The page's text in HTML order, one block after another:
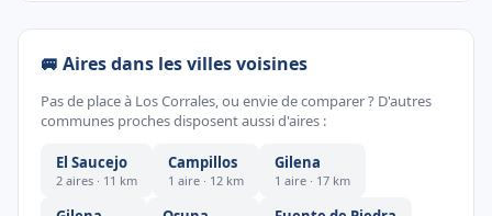
🚐 Aires dans les villes voisines
Pas de place à Los Corrales, ou envie de comparer ? D'autres
communes proches disposent aussi d'aires :
El Saucejo
2 aires · 11 km
Campillos
1 aire · 12 km
Gilena
1 aire · 17 km